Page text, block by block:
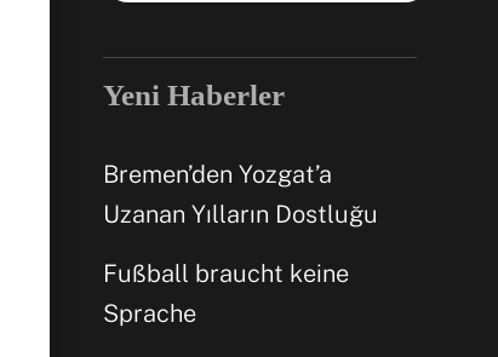
Yeni Haberler
Bremen’den Yozgat’a
Uzanan Yılların Dostluğu
Fußball braucht keine
Sprache